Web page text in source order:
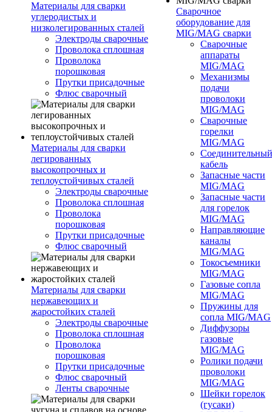
Материалы для сварки
углеродистых и
низколегированных сталей
Электроды сварочные
Проволока сплошная
Проволока
порошковая
Прутки присадочные
Флюс сварочный
Материалы для сварки
легированных
высокопрочных и
теплоустойчивых сталей
Электроды сварочные
Проволока сплошная
Проволока
порошковая
Прутки присадочные
Флюс сварочный
Материалы для сварки
нержавеющих и
жаростойких сталей
Электроды сварочные
Проволока сплошная
Проволока
порошковая
Прутки присадочные
Флюс сварочный
Ленты сварочные
Сварочное
оборудование для
MIG/MAG сварки
Сварочные
аппараты
MIG/MAG
Механизмы
подачи
проволоки
MIG/MAG
Сварочные
горелки
MIG/MAG
Соединительный
кабель
Запасные части
MIG/MAG
Запасные части
для горелок
MIG/MAG
Направляющие
каналы
MIG/MAG
Токосъемники
MIG/MAG
Газовые сопла
MIG/MAG
Пружины для
сопла MIG/MAG
Диффузоры
газовые
MIG/MAG
Ролики подачи
проволоки
MIG/MAG
Шейки горелок
(гусаки)